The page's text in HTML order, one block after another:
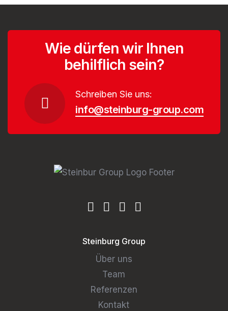
Wie dürfen wir Ihnen
behilflich sein?
Schreiben Sie uns:
info@steinburg-group.com
Steinburg Group
Über uns
Team
Referenzen
Kontakt